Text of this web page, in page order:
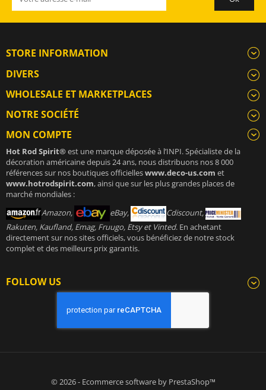
STORE INFORMATION
DIVERS
WHOLESALE ET MARKETPLACES
NOTRE SOCIÉTÉ
MON COMPTE
Hot Rod Spirit®est une marque déposée à l’INPI. Spécialiste de la
décoration américaine depuis 24 ans, nous distribuons nos 8 000
références sur nos boutiques officielleswww.deco-us.com et
www.hotrodspirit.com, ainsi que sur les plus grandes places de
marché mondiales :
Amazon,
eBay,
Cdiscount,
Rakuten, Kaufland, Emag, Fruugo, Etsy et Vinted. En achetant
directement sur nos sites officiels, vous bénéficiez de notre stock
complet et des meilleurs prix garantis.
FOLLOW US
© 2026 - Ecommerce software by PrestaShop™